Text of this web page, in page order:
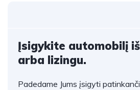
Įsigykite automobilį
arba lizingu.
Padedame Jums įsigyti